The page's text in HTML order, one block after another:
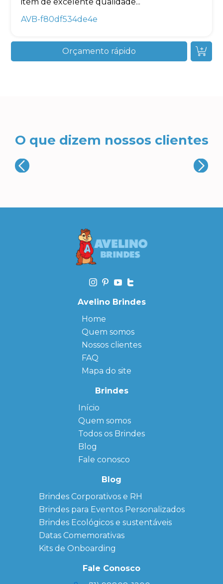
AVB-f80df534de4e
Orçamento rápido
O que dizem nossos clientes
Avelino Brindes
Home
Quem somos
Nossos clientes
FAQ
Mapa do site
Brindes
Início
Quem somos
← Back
FAQ
Sitemap
Todos os Brindes
← Back
Agendas
Personalizadas
Personalizado
personalizados
Brindes
Corporativos
Copos Térmicos
Personalizados
Datas Especiais
Ecobag
Personalizada
Kits
Blog
Fale conosco
Blog
Brindes Corporativos e RH
Brindes para Eventos Personalizados
Brindes Ecológicos e sustentáveis
Datas Comemorativas
Kits de Onboarding
Fale Conosco